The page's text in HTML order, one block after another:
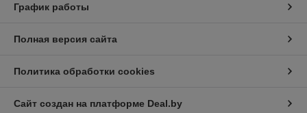
График работы
Полная версия сайта
Политика обработки cookies
Сайт создан на платформе Deal.by